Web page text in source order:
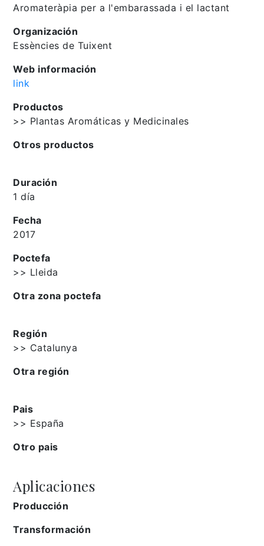
Aromateràpia per a l'embarassada i el lactant
Organización
Essències de Tuixent
Web información
link
Productos
>> Plantas Aromáticas y Medicinales
Otros productos
Duración
1 día
Fecha
2017
Poctefa
>> Lleida
Otra zona poctefa
Región
>> Catalunya
Otra región
Pais
>> España
Otro pais
Aplicaciones
Producción
Transformación